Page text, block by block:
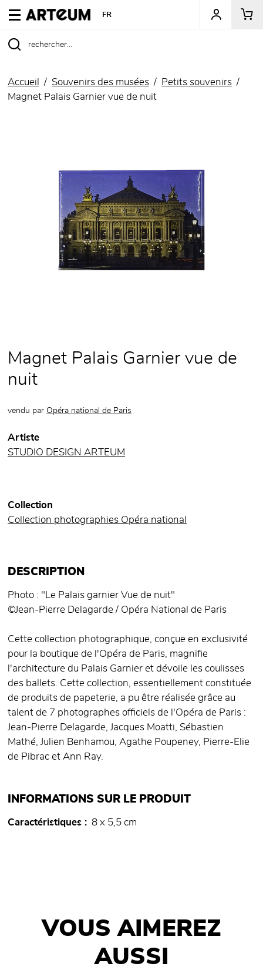
ARTEUM, la référence des boutiques de musées
FR
Accueil Souvenirs des musées
Petits souvenirs
Magnet Palais Garnier vue de nuit
Magnet Palais Garnier vue de
nuit
vendu par Opéra national de Paris
Artiste
STUDIO DESIGN ARTEUM
Collection
Collection photographies Opéra national
DESCRIPTION
Photo : "Le Palais garnier Vue de nuit"
©Jean-Pierre Delagarde / Opéra National de Paris
Cette collection photographique, conçue en exclusivité
pour la boutique de l'Opéra de Paris, magnifie
l'architecture du Palais Garnier et dévoile les coulisses
des ballets. Cette collection, essentiellement constituée
de produits de papeterie, a pu être réalisée grâce au
talent de 7 photographes officiels de l'Opéra de Paris :
Jean-Pierre Delagarde, Jacques Moatti, Sébastien
Mathé, Julien Benhamou, Agathe Poupeney, Pierre-Elie
de Pibrac et Ann Ray.
INFORMATIONS SUR LE PRODUIT
Caractéristiques 8 x 5,5 cm
VOUS AIMEREZ
AUSSI